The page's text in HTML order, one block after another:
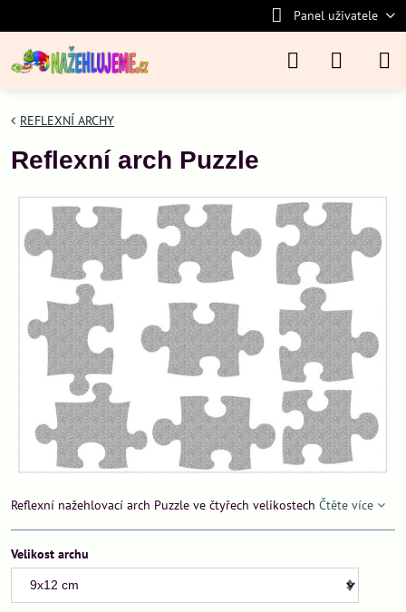
Panel uživatele
REFLEXNÍ ARCHY
Reflexní arch Puzzle
Reflexní nažehlovací arch Puzzle ve čtyřech velikostech Čtěte více
Velikost archu